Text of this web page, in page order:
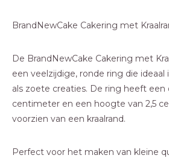
BrandNewCake Cakering met
De BrandNewCake Cakering met
een veelzijdige, ronde ring die ideaal
als zoete creaties. De ring heeft een
centimeter en een hoogte van 2,5
voorzien van een kraalrand.
Perfect voor het maken van kleine